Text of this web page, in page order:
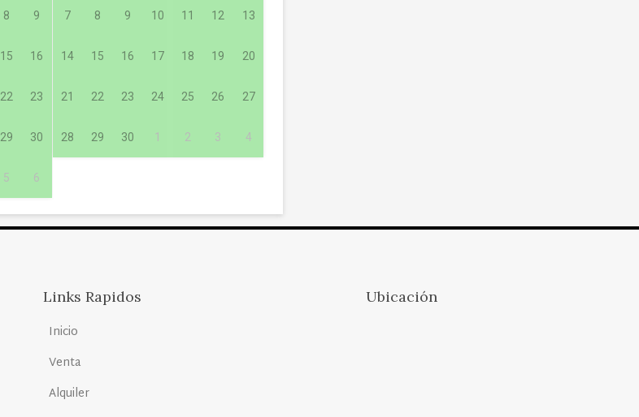
8 9
15 16
22 23
29 30
5 6
7 8 9 10 11 12 13
14 15 16 17 18 19 20
21 22 23 24 25 26 27
28 29 30 1 2 3 4
Links Rapidos
Inicio
Venta
Alquiler
Ubicación